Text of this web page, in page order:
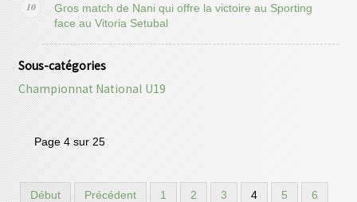
Gros match de Nani qui offre la victoire au Sporting
face au Vitoria Setubal
Sous-catégories
Championnat National U19
Page 4 sur 25
Début Précédent 1 2 3 4 5 6